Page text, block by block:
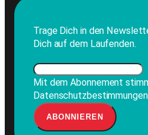
Trage Dich in den
Dich auf dem Laufenden.
Mit dem Abonnement
Datenschutzbestimmungen